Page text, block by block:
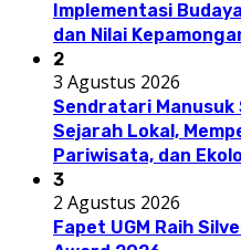
Implementasi
dan Nilai
2
3 Agustus 2026
Sendratari Manusuk
Sejarah Lokal,
Pariwisata, dan
3
2 Agustus 2026
Fapet UGM Raih